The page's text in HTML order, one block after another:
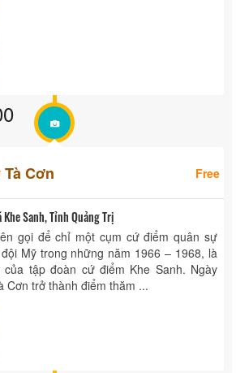
bathroom ...
Cơn Free
Sanh, Tỉnh Quảng Trị
gọi để chỉ một cụm cứ điểm quân sự
Mỹ trong những năm 1966 – 1968, là
tập đoàn cứ điểm Khe Sanh. Ngày
Cơn trở thành điểm thăm ...